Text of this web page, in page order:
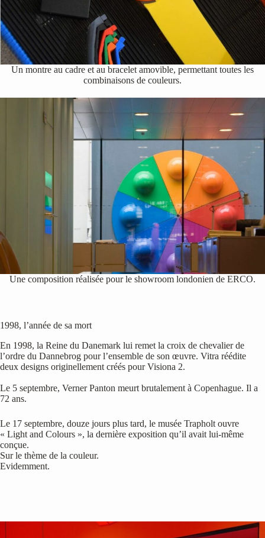
Un montre au cadre et au bracelet amovible, permettant toutes les
combinaisons de couleurs.
Une composition réalisée pour le showroom londonien de ERCO.
1998, l’année de sa mort
En 1998, la Reine du Danemark lui remet la croix de chevalier de
l’ordre du Dannebrog pour l’ensemble de son œuvre. Vitra réédite
deux designs originellement créés pour Visiona 2.
Le 5 septembre, Verner Panton meurt brutalement à Copenhague. Il a
72 ans.
Le 17 septembre, douze jours plus tard, le musée Trapholt ouvre
« Light and Colours », la dernière exposition qu’il avait lui-même
conçue.
Sur le thème de la couleur.
Evidemment.